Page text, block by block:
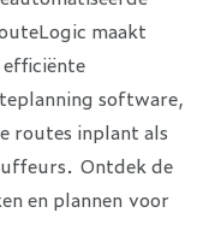
maakt
software,
routes inplant als
Ontdek de
en plannen voor